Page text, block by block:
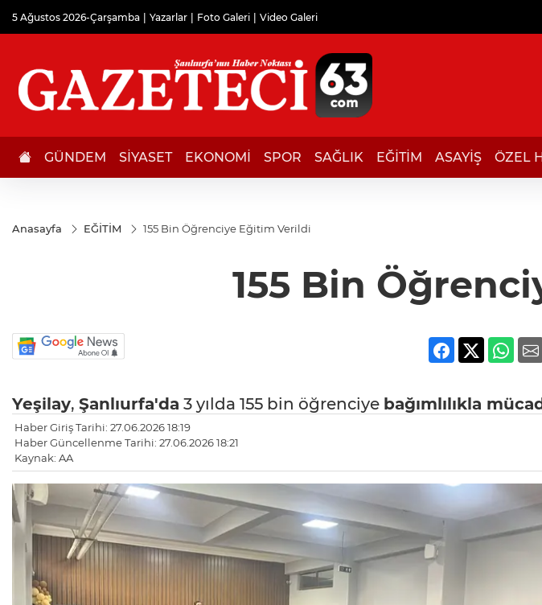
5 Ağustos 2026-Çarşamba Yazarlar Foto Galeri Video Galeri
GÜNDEM SİYASET EKONOMİ SPOR SAĞLIK EĞİTİM ASAYİŞ ÖZEL
Anasayfa EĞİTİM 155 Bin Öğrenciye Eğitim Verildi
155 Bin
Yeşilay, Şanlıurfa'da 3 yılda 155 bin öğrenciye bağımlılıkla
Haber Giriş Tarihi: 27.06.2026 18:19
Haber Güncellenme Tarihi: 27.06.2026 18:21
Kaynak: AA